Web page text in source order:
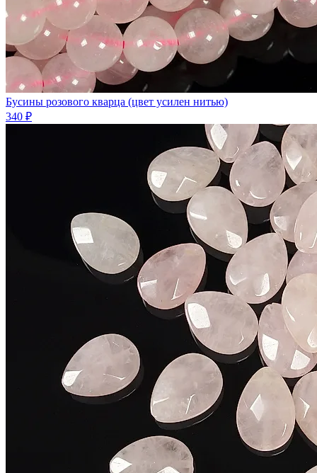
Бусины розового кварца (цвет усилен нитью)
340 ₽